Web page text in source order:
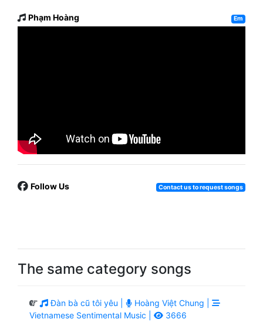
Phạm Hoàng Em
Follow Us Contact us to request songs
The same category songs
Đàn bà cũ tôi yêu |
Hoàng Việt Chung |
Vietnamese Sentimental Music |
3666